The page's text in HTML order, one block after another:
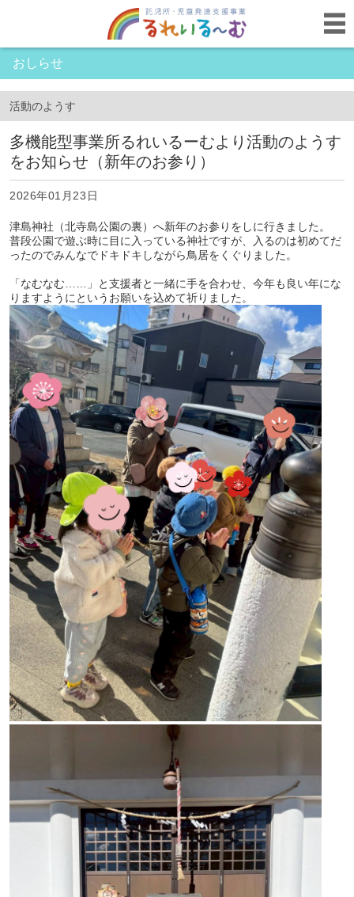
おしらせ
活動のようす
多機能型事業所るれいるーむより活動のようす
をお知らせ（新年のお参り）
2026年01月23日
津島神社（北寺島公園の裏）へ新年のお参りをしに行きました。
普段公園で遊ぶ時に目に入っている神社ですが、入るのは初めてだ
ったのでみんなでドキドキしながら鳥居をくぐりました。
「なむなむ……」と支援者と一緒に手を合わせ、今年も良い年にな
りますようにというお願いを込めて祈りました。